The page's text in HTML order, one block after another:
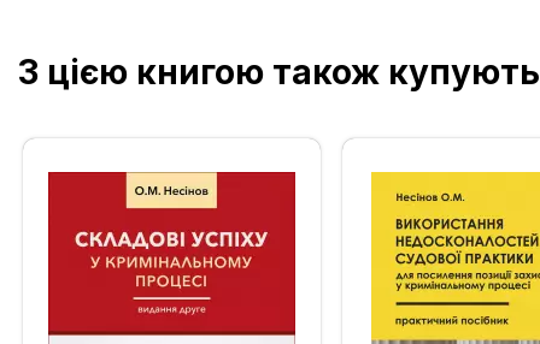
З цією книгою також купують